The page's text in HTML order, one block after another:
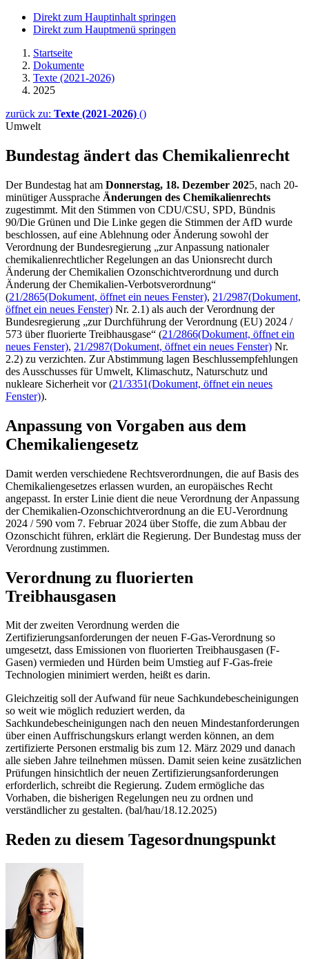
Direkt zum Hauptinhalt springen
Direkt zum Hauptmenü springen
Startseite
Dokumente
Texte (2021-2026)
2025
zurück zu: Texte (2021-2026) ()
Umwelt
Bundestag ändert das Chemikalienrecht
Der Bundestag hat am Donnerstag, 18. Dezember 2025, nach 20-
minütiger Aussprache Änderungen des Chemikalienrechts
zugestimmt. Mit den Stimmen von CDU/CSU, SPD, Bündnis
90/Die Grünen und Die Linke gegen die Stimmen der AfD wurde
beschlossen, auf eine Ablehnung oder Änderung sowohl der
Verordnung der Bundesregierung „zur Anpassung nationaler
chemikalienrechtlicher Regelungen an das Unionsrecht durch
Änderung der Chemikalien Ozonschichtverordnung und durch
Änderung der Chemikalien-Verbotsverordnung“
(21/2865(Dokument, öffnet ein neues Fenster), 21/2987(Dokument,
öffnet ein neues Fenster) Nr. 2.1) als auch der Verordnung der
Bundesregierung „zur Durchführung der Verordnung (EU) 2024 /
573 über fluorierte Treibhausgase“ (21/2866(Dokument, öffnet ein
neues Fenster), 21/2987(Dokument, öffnet ein neues Fenster) Nr.
2.2) zu verzichten. Zur Abstimmung lagen Beschlussempfehlungen
des Ausschusses für Umwelt, Klimaschutz, Naturschutz und
nukleare Sicherheit vor (21/3351(Dokument, öffnet ein neues
Fenster)).
Anpassung von Vorgaben aus dem
Chemikaliengesetz
Damit werden verschiedene Rechtsverordnungen, die auf Basis des
Chemikaliengesetzes erlassen wurden, an europäisches Recht
angepasst. In erster Linie dient die neue Verordnung der Anpassung
der Chemikalien-Ozonschichtverordnung an die EU-Verordnung
2024 / 590 vom 7. Februar 2024 über Stoffe, die zum Abbau der
Ozonschicht führen, erklärt die Regierung. Der Bundestag muss der
Verordnung zustimmen.
Verordnung zu fluorierten
Treibhausgasen
Mit der zweiten Verordnung werden die
Zertifizierungsanforderungen der neuen F-Gas-Verordnung so
umgesetzt, dass Emissionen von fluorierten Treibhausgasen (F-
Gasen) vermieden und Hürden beim Umstieg auf F-Gas-freie
Technologien minimiert werden, heißt es darin.
Gleichzeitig soll der Aufwand für neue Sachkundebescheinigungen
so weit wie möglich reduziert werden, da
Sachkundebescheinigungen nach den neuen Mindestanforderungen
über einen Auffrischungskurs erlangt werden können, an dem
zertifizierte Personen erstmalig bis zum 12. März 2029 und danach
alle sieben Jahre teilnehmen müssen. Damit seien keine zusätzlichen
Prüfungen hinsichtlich der neuen Zertifizierungsanforderungen
erforderlich, schreibt die Regierung. Zudem ermögliche das
Vorhaben, die bisherigen Regelungen neu zu ordnen und
verständlicher zu gestalten. (bal/hau/18.12.2025)
Reden zu diesem Tagesordnungspunkt